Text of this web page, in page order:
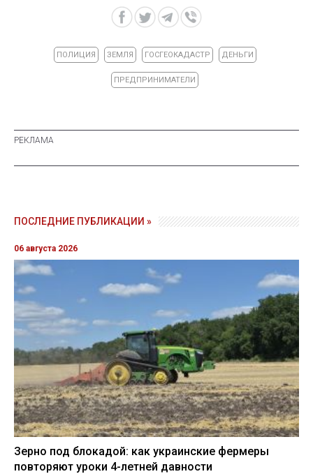
ПОЛИЦИЯ ЗЕМЛЯ ГОСГЕОКАДАСТР ДЕНЬГИ
ПРЕДПРИНИМАТЕЛИ
ПОСЛЕДНИЕ ПУБЛИКАЦИИ »
06 августа 2026
Зерно под блокадой: как украинские фермеры
повторяют уроки 4-летней давности